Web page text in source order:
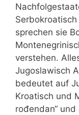
sprechen sie
verstehen.
Jugoslawisch
bedeutet auf
Kroatisch und
rođendan“